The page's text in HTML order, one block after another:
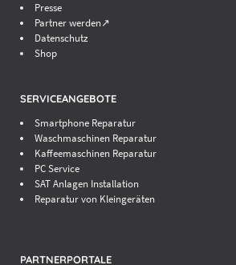
Presse
Partner werden↗
Datenschutz
Shop
SERVICEANGEBOTE
Smartphone Reparatur
Waschmaschinen Reparatur
Kaffeemaschinen Reparatur
PC Service
SAT Anlagen Installation
Reparatur von Kleingeräten
PARTNERPORTALE